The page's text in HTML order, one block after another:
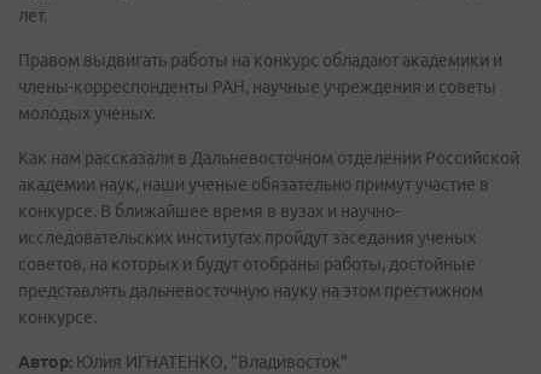
лет.
Правом выдвигать работы на конкурс обладают академики и
члены-корреспонденты РАН, научные учреждения и советы
молодых ученых.
Как нам рассказали в Дальневосточном отделении Российской
академии наук, наши ученые обязательно примут участие в
конкурсе. В ближайшее время в вузах и научно-
исследовательских институтах пройдут заседания ученых
советов, на которых и будут отобраны работы, достойные
представлять дальневосточную науку на этом престижном
конкурсе.
Автор: Юлия ИГНАТЕНКО, "Владивосток"